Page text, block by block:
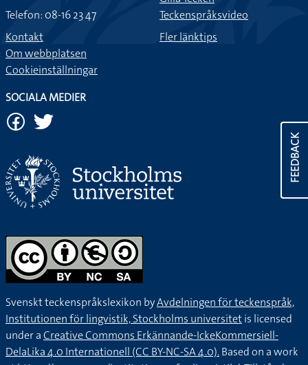
FEEDBACK
Telefon: 08-16 23 47
Kontakt
Om webbplatsen
Cookieinställningar
Teckenspråksvideo
Fler länktips
SOCIALA MEDIER
Svenskt teckenspråkslexikon byAvdelningen för teckenspråk,
Institutionen för lingvistik, Stockholms universitetis licensed
under aCreative Commons Erkännande-IckeKommersiell-
DelaLika 4.0 Internationell (CC BY-NC-SA 4.0).Based on a work